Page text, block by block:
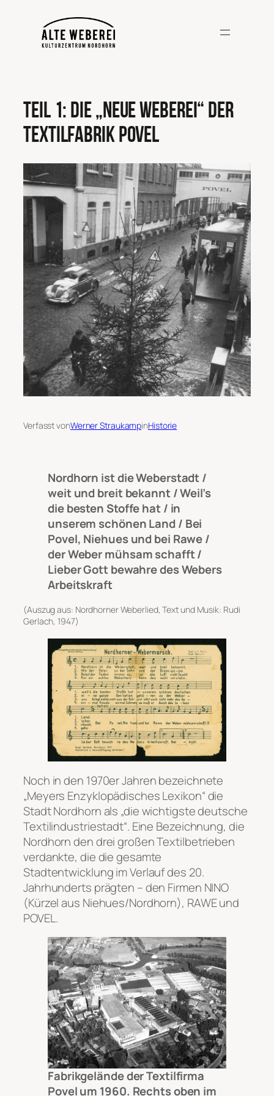
springen
Teil 1: Die „Neue Weberei“ der
Textilfabrik Povel
Verfasst vonWerner StraukampinHistorie
Nordhorn ist die Weberstadt /
weit und breit bekannt / Weil’s
die besten Stoffe hat / in
unserem schönen Land / Bei
Povel, Niehues und bei Rawe /
der Weber mühsam schafft /
Lieber Gott bewahre des Webers
Arbeitskraft
(Auszug aus: Nordhorner Weberlied, Text und Musik: Rudi
Gerlach, 1947)
Noch in den 1970er Jahren bezeichnete
„Meyers Enzyklopädisches Lexikon“ die
Stadt Nordhorn als „die wichtigste deutsche
Textilindustriestadt“. Eine Bezeichnung, die
Nordhorn den drei großen Textilbetrieben
verdankte, die die gesamte
Stadtentwicklung im Verlauf des 20.
Jahrhunderts prägten – den Firmen NINO
(Kürzel aus Niehues/Nordhorn), RAWE und
POVEL.
Fabrikgelände der Textilfirma
Povel um 1960. Rechts oben im